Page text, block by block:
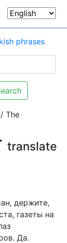
phrases
/ The
translate
держите,
газеты на
Да.